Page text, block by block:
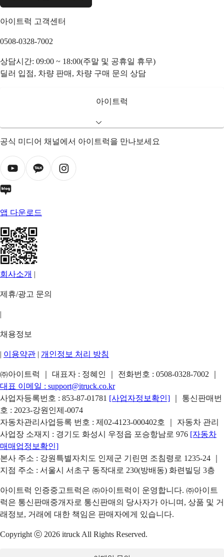
아이트럭 고객센터
0508-0328-7002
상담시간: 09:00 ~ 18:00(주말 및 공휴일 휴무)
딜러 입점, 차량 판매, 차량 구매 문의 상담
아이트럭
공식 미디어 채널에서 아이트럭을 만나보세요
앱 다운로드
회사소개 |
제휴/광고 문의
|
채용정보
| 이용약관 | 개인정보 처리 방침
㈜아이트럭 ｜ 대표자 : 정혜인 ｜ 전화번호 : 0508-0328-7002
대표 이메일 : support@itruck.co.kr
사업자등록번호 : 853-87-01781 [사업자정보확인]
｜ 통신판매번
호 : 2023-강원인제-0074
자동차관리사업등록 번호 : 제02-4123-000402호 ｜ 자동차 관리
사업장 소재지 : 경기도 화성시 우정읍 포승항남로 976 [자동차
매매업정보확인]
본사 주소 : 강원특별자치도 인제군 기린면 조침령로 1235-24 ｜
지점 주소 : 서울시 서초구 동작대로 230(방배동) 화련빌딩 3층
아이트럭 인증중고트럭은 ㈜아이트럭이 운영합니다. ㈜아이트
럭은 통신판매중개자로 통신판매의 당사자가 아니며, 상품 및 거
래정보, 거래에 대한 책임은 판매자에게 있습니다.
Copyright ⓒ 2026 itruck All Rights Reserved.